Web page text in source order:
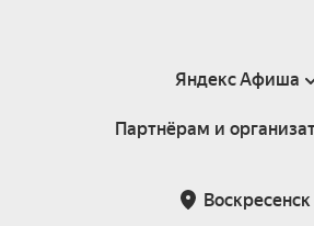
Яндекс Афиша
Справка
Подарочные
Партнёрам и
Воскресенск